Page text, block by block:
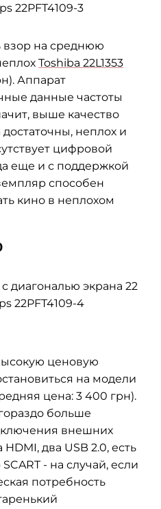
взор на среднюю
Toshiba 22L1353
Аппарат
данные частоты
выше качество
неплох и
цифровой
еще и с поддержкой
способен
кино в неплохом
ценовую
на модели
цена: 3 400 грн).
больше
внешних
два USB 2.0, есть
- на случай, если
потребность